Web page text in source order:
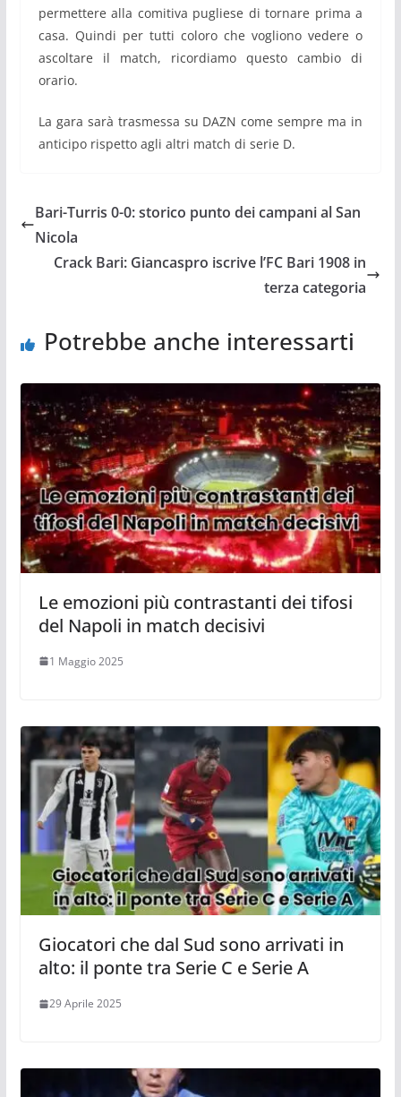
permettere alla comitiva pugliese di tornare prima a
casa. Quindi per tutti coloro che vogliono vedere o
ascoltare il match, ricordiamo questo cambio di
orario.
La gara sarà trasmessa su DAZN come sempre ma in
anticipo rispetto agli altri match di serie D.
Bari-Turris 0-0: storico punto dei campani al San
Nicola
Crack Bari: Giancaspro iscrive l’FC Bari 1908 in
terza categoria
Potrebbe anche interessarti
Le emozioni più contrastanti dei tifosi
del Napoli in match decisivi
1 Maggio 2025
Giocatori che dal Sud sono arrivati in
alto: il ponte tra Serie C e Serie A
29 Aprile 2025